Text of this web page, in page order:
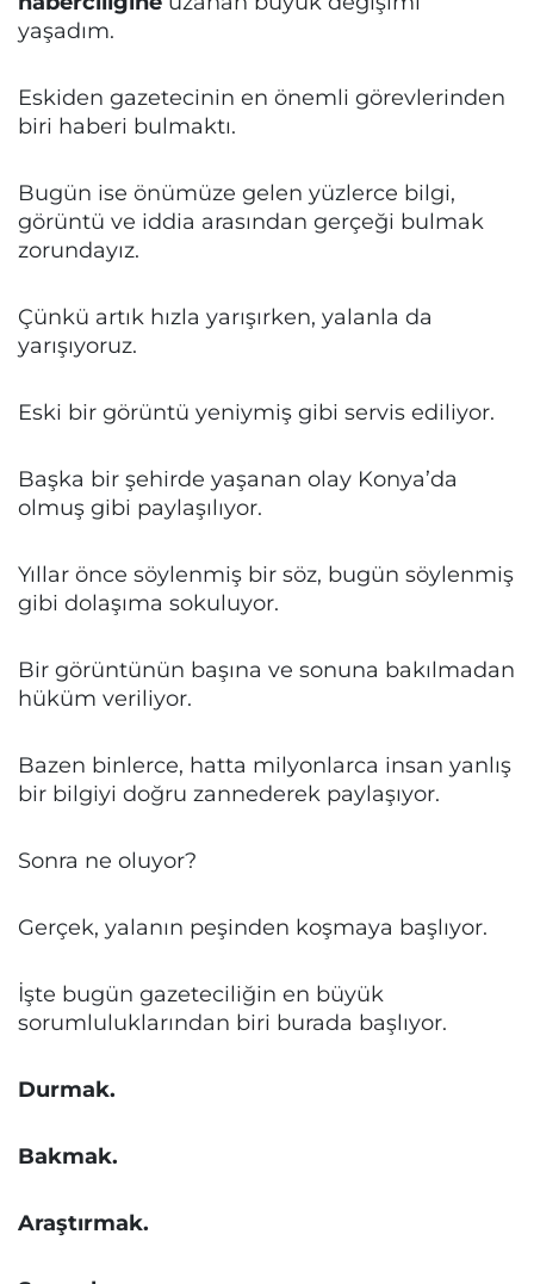
yaşadım.
Eskiden gazetecinin en önemli görevlerinden
biri haberi bulmaktı.
Bugün ise önümüze gelen yüzlerce bilgi,
görüntü ve iddia arasından gerçeği bulmak
zorundayız.
Çünkü artık hızla yarışırken, yalanla da
yarışıyoruz.
Eski bir görüntü yeniymiş gibi servis ediliyor.
Başka bir şehirde yaşanan olay Konya’da
olmuş gibi paylaşılıyor.
Yıllar önce söylenmiş bir söz, bugün söylenmiş
gibi dolaşıma sokuluyor.
Bir görüntünün başına ve sonuna bakılmadan
hüküm veriliyor.
Bazen binlerce, hatta milyonlarca insan yanlış
bir bilgiyi doğru zannederek paylaşıyor.
Sonra ne oluyor?
Gerçek, yalanın peşinden koşmaya başlıyor.
İşte bugün gazeteciliğin en büyük
sorumluluklarından biri burada başlıyor.
Durmak.
Bakmak.
Araştırmak.